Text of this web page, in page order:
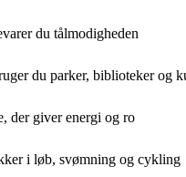
du tålmodigheden
du parker, biblioteker og
der giver energi og ro
i løb, svømning og cykling